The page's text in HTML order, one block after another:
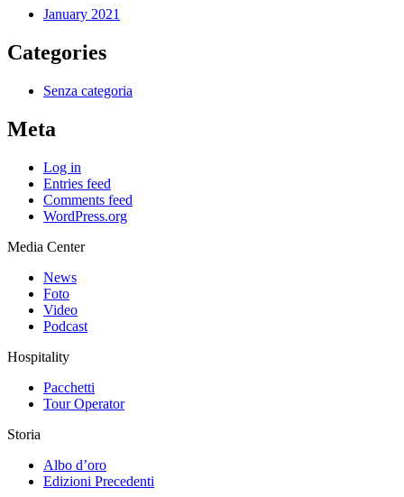
January 2021
Categories
Senza categoria
Meta
Log in
Entries feed
Comments feed
WordPress.org
Media Center
News
Foto
Video
Podcast
Hospitality
Pacchetti
Tour Operator
Storia
Albo d’oro
Edizioni Precedenti